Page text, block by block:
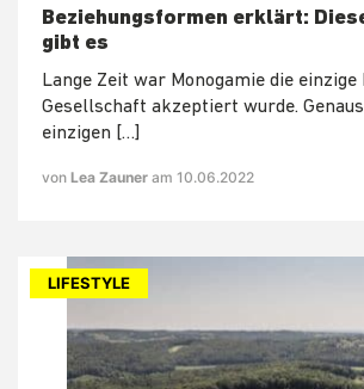
Beziehungsformen erklärt:
gibt es
Lange Zeit war Monogamie die
Gesellschaft akzeptiert wurde.
einzigen […]
von Lea Zauner am 10.06.2022
LIFESTYLE